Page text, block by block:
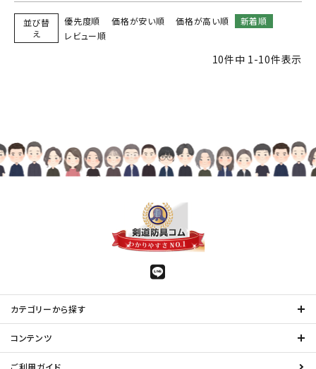
並び替
え
優先度順 価格が安い順 価格が高い順
新着順
レビュー順
10件中 1-10件表示
カテゴリーから探す
コンテンツ
ご利用ガイド